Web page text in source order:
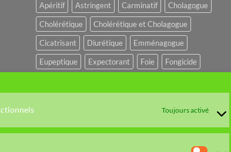
Toujours activé
Apéritif
Astringent Carminatif
Cholagogue
Cholérétique
Cholérétique et Cholagogue
Cicatrisant
Diurétique
Emménagogue
Eupeptique
Expectorant Foie
Fongicide